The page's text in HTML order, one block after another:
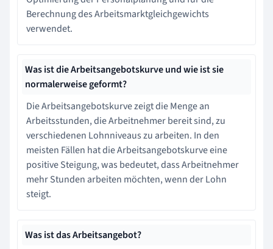
Berechnung des Arbeitsmarktgleichgewichts
verwendet.
Was ist die Arbeitsangebotskurve und wie ist sie
normalerweise geformt?
Die Arbeitsangebotskurve zeigt die Menge an
Arbeitsstunden, die Arbeitnehmer bereit sind, zu
verschiedenen Lohnniveaus zu arbeiten. In den
meisten Fällen hat die Arbeitsangebotskurve eine
positive Steigung, was bedeutet, dass Arbeitnehmer
mehr Stunden arbeiten möchten, wenn der Lohn
steigt.
Was ist das Arbeitsangebot?